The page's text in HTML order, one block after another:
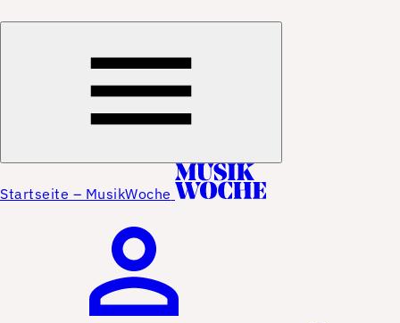
Startseite – MusikWoche